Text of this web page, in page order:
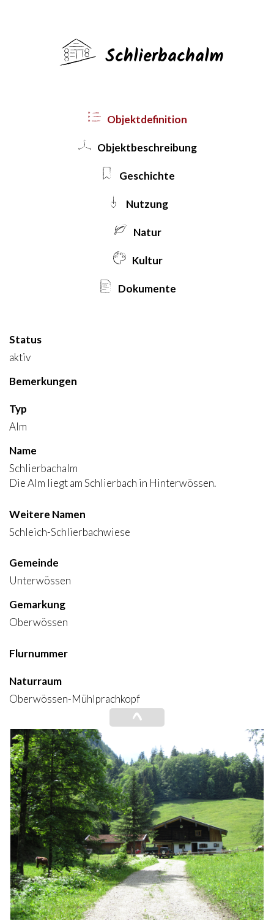
Schlierbachalm
Objekt­definition
Objekt­beschreibung
Geschichte
Nutzung
Natur
Kultur
Dokumente
Status
aktiv
Bemerkungen
Typ
Alm
Name
Schlierbachalm
Die Alm liegt am Schlierbach in Hinterwössen.
Weitere Namen
Schleich-Schlierbachwiese
Gemeinde
Unterwössen
Gemarkung
Oberwössen
Flurnummer
Naturraum
Oberwössen-Mühlprachkopf